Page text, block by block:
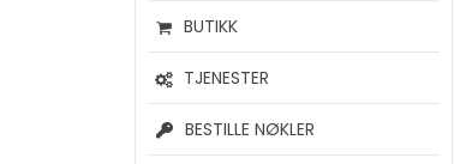
BUTIKK
TJENESTER
BESTILLE NØKLER